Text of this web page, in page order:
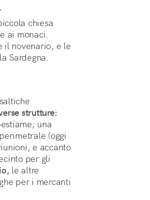
chiesa
ai monaci.
il novenario, e le
Sardegna.
strutture:
una
(oggi
e accanto
per gli
le altre
per i mercanti